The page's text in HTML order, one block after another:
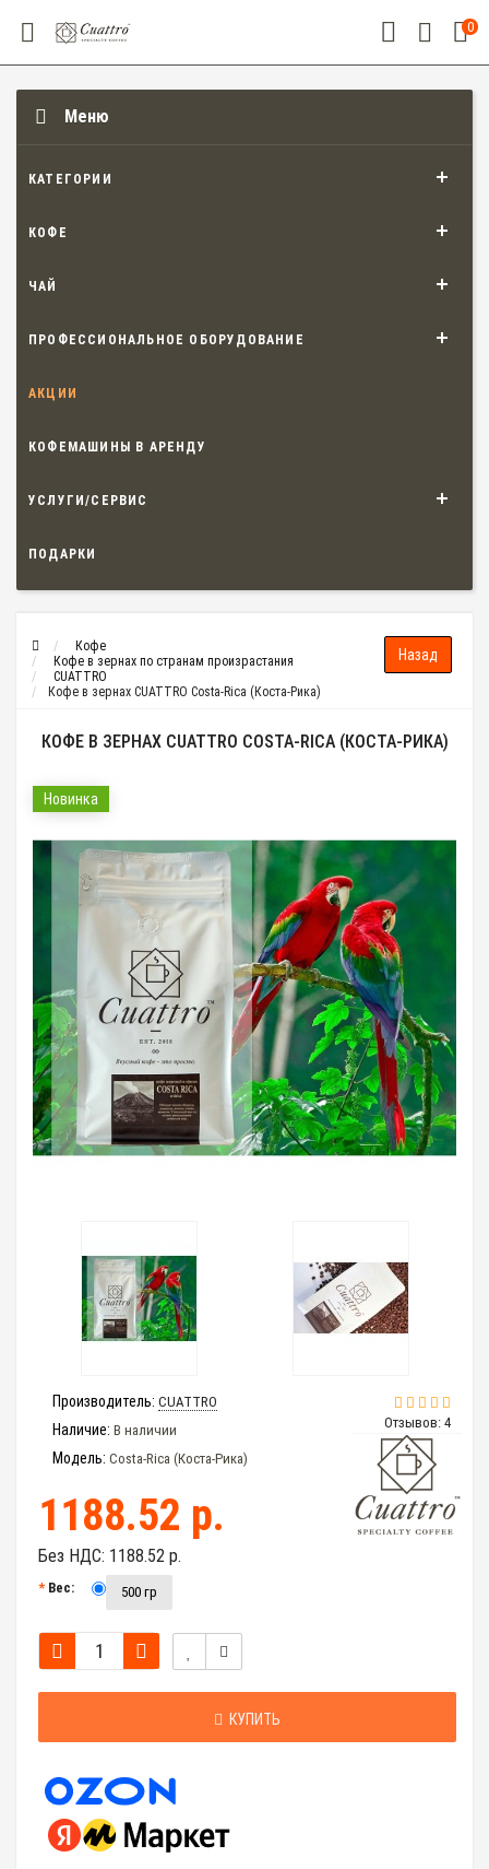
0
Меню
КАТЕГОРИИ
КОФЕ
ЧАЙ
ПРОФЕССИОНАЛЬНОЕ ОБОРУДОВАНИЕ
АКЦИИ
КОФЕМАШИНЫ В АРЕНДУ
УСЛУГИ/СЕРВИС
ПОДАРКИ
Кофе
Кофе в зернах по странам произрастания
CUATTRO
Кофе в зернах CUATTRO Costa-Rica (Коста-Рика)
КОФЕ В ЗЕРНАХ CUATTRO COSTA-RICA (КОСТА-РИКА)
Новинка
Отзывов: 4
Производитель: CUATTRO
Наличие: В наличии
Модель: Costa-Rica (Коста-Рика)
1188.52 р.
Без НДС: 1188.52 р.
Вес: 500 гр
КУПИТЬ